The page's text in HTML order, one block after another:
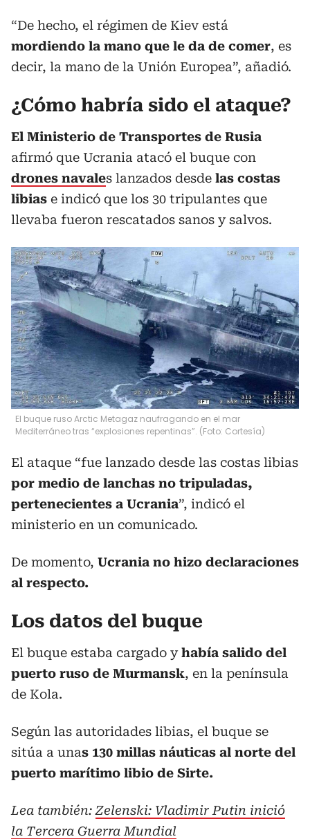
“De hecho, el régimen de Kiev está
mordiendo la mano que le da de comer, es
decir, la mano de la Unión Europea”, añadió.
¿Cómo habría sido el ataque?
El Ministerio de Transportes de Rusia
afirmó que Ucrania atacó el buque con
drones navales lanzados desde las costas
libias e indicó que los 30 tripulantes que
llevaba fueron rescatados sanos y salvos.
El buque ruso Arctic Metagaz naufragando en el mar
Mediterráneo tras “explosiones repentinas”. (Foto: Cortesía)
El ataque “fue lanzado desde las costas libias
por medio de lanchas no tripuladas,
pertenecientes a Ucrania”, indicó el
ministerio en un comunicado.
De momento, Ucrania no hizo declaraciones
al respecto.
Los datos del buque
El buque estaba cargado yhabía salido del
puerto ruso de Murmansk, en la península
de Kola.
Según las autoridades libias, el buque se
sitúa a unas 130 millas náuticas al norte del
puerto marítimo libio de Sirte.
Lea también: Zelenski: Vladimir Putin inició
la Tercera Guerra Mundial